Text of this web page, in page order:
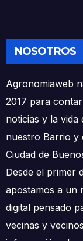
NOSOTROS
Agronomiaweb
2017 para
noticias y la vida
nuestro Barrio y
Ciudad de
Desde el primer
apostamos a un
digital pensado
vecinas y